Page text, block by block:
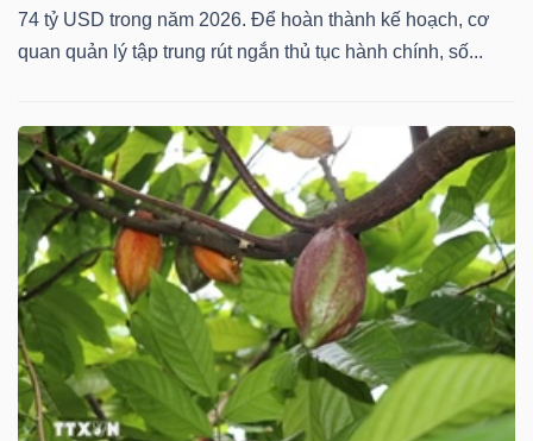
74 tỷ USD trong năm 2026. Để hoàn thành kế hoạch, cơ
quan quản lý tập trung rút ngắn thủ tục hành chính, số...